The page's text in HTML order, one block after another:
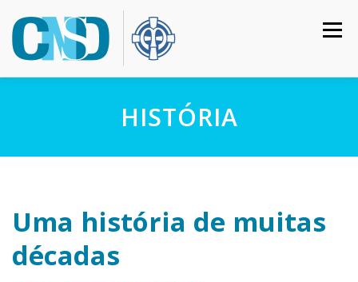
para
conteúdo
Menu
COLÉGIO INSTITUCIONAL
ACESSO RESTRITO
HISTÓRIA
Uma história de muitas
décadas